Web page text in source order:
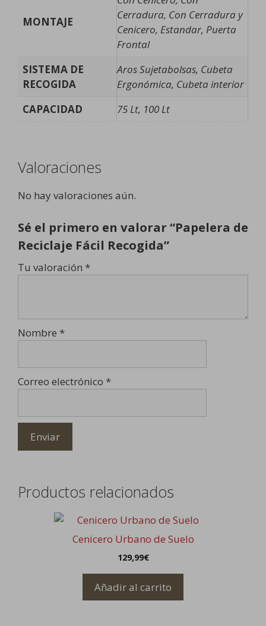
MONTAJE
Cerradura, Con Cerradura y
Cenicero, Estandar, Puerta
Frontal
SISTEMA DE
RECOGIDA
Aros Sujetabolsas, Cubeta
Ergonómica, Cubeta interior
CAPACIDAD
75 Lt, 100 Lt
Valoraciones
No hay valoraciones aún.
Sé el primero en valorar “Papelera de
Reciclaje Fácil Recogida”
Tu valoración *
Nombre *
Correo electrónico *
Productos relacionados
Cenicero Urbano de Suelo
129,99€
Añadir al carrito